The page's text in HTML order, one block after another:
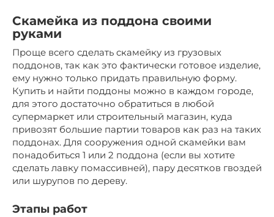
Скамейка из поддона своими
руками
Проще всего сделать скамейку из грузовых
поддонов, так как это фактически готовое изделие,
ему нужно только придать правильную форму.
Купить и найти поддоны можно в каждом городе,
для этого достаточно обратиться в любой
супермаркет или строительный магазин, куда
привозят большие партии товаров как раз на таких
поддонах. Для сооружения одной скамейки вам
понадобиться 1 или 2 поддона (если вы хотите
сделать лавку помассивней), пару десятков гвоздей
или шурупов по дереву.
Этапы работ